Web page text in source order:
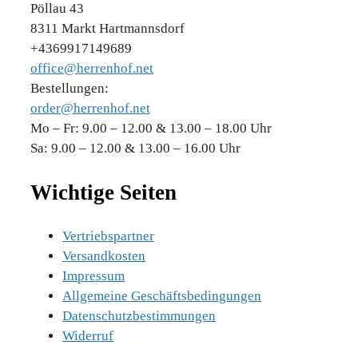
Pöllau 43
8311 Markt Hartmannsdorf
+4369917149689
office@herrenhof.net
Bestellungen:
order@herrenhof.net
Mo – Fr: 9.00 – 12.00 & 13.00 – 18.00 Uhr
Sa: 9.00 – 12.00 & 13.00 – 16.00 Uhr
Wichtige Seiten
Vertriebspartner
Versandkosten
Impressum
Allgemeine Geschäftsbedingungen
Datenschutzbestimmungen
Widerruf